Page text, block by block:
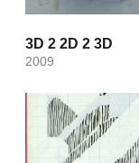
3D 2 2D 2 3D
2009